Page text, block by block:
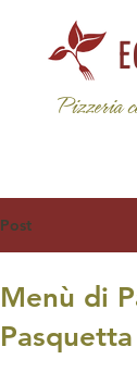
Pizzeria
Post
Menù di
Pasquetta